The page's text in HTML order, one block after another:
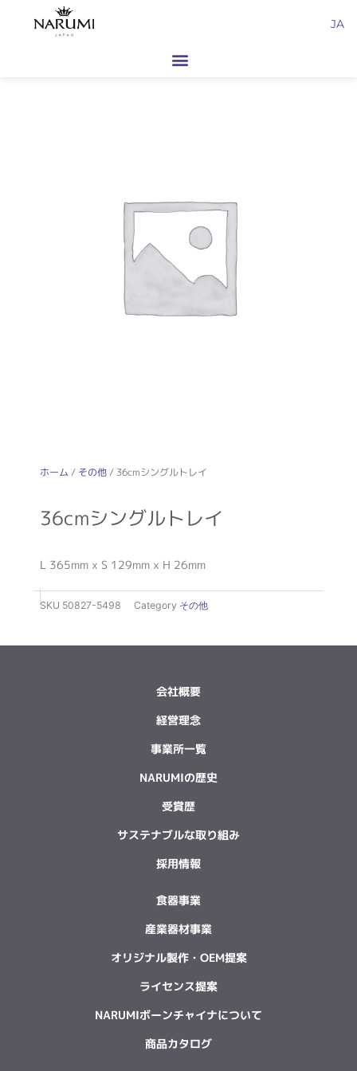
JA
ホーム / その他/ 36cmシングルトレイ
36cmシングルトレイ
L 365mm x S 129mm x H 26mm
SKU 50827-5498 Category その他
会社概要
経営理念
事業所一覧
NARUMIの歴史
受賞歴
サステナブルな取り組み
採用情報
食器事業
産業器材事業
オリジナル製作・OEM提案
ライセンス提案
NARUMIボーンチャイナについて
商品カタログ